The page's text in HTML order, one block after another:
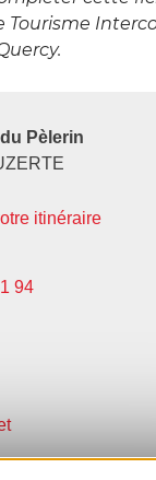
Tourisme
Pèlerin
itinéraire
94